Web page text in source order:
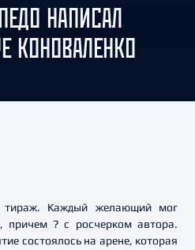
НАПИСАЛ
КОНОВАЛЕНКО
тираж. Каждый желающий мог
причем ? с росчерком автора.
состоялось на арене, которая